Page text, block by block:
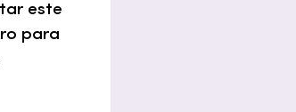
este
para